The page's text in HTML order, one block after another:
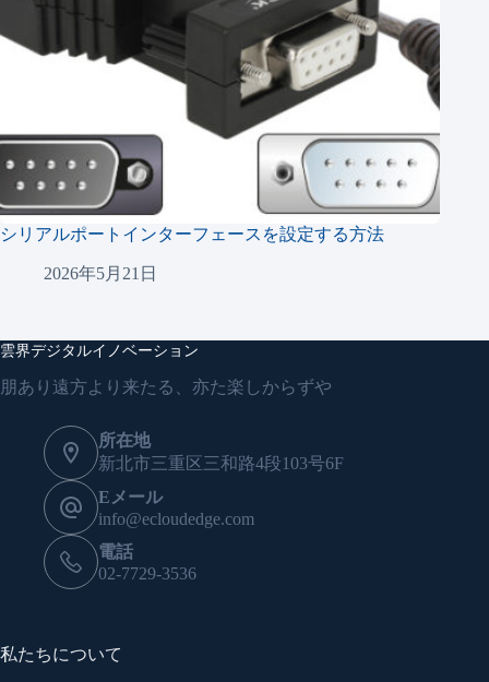
シリアルポートインターフェースを設定する方法
2026年5月21日
雲界デジタルイノベーション
朋あり遠方より来たる、亦た楽しからずや
所在地
新北市三重区三和路4段103号6F
Eメール
info@ecloudedge.com
電話
02-7729-3536
私たちについて